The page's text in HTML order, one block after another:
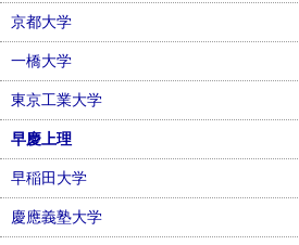
京都大学
一橋大学
東京工業大学
早慶上理
早稲田大学
慶應義塾大学